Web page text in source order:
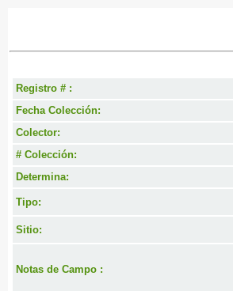
Registro # :
Fecha Colección:
Colector:
# Colección:
Determina:
Tipo:
Sitio:
Notas de Campo :